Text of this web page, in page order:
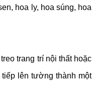
hoa ly, hoa súng, hoa
trang trí nội thất hoặc
lên tường thành một